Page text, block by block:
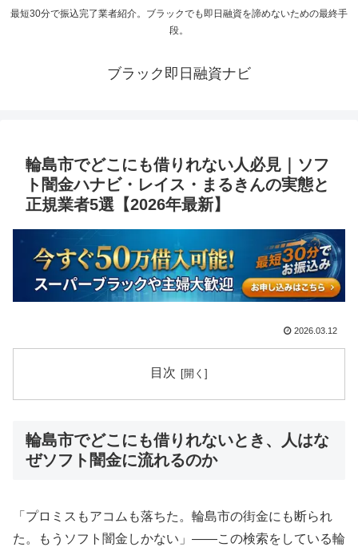
最短30分で振込完了業者紹介。ブラックでも即日融資を諦めないための最終手
段。
ブラック即日融資ナビ
輪島市でどこにも借りれない人必見｜ソフ
ト闇金ハナビ・レイス・まるきんの実態と
正規業者5選【2026年最新】
2026.03.12
目次
輪島市でどこにも借りれないとき、人はな
ぜソフト闇金に流れるのか
「プロミスもアコムも落ちた。輪島市の街金にも断られ
た。もうソフト闇金しかない」——この検索をしている輪